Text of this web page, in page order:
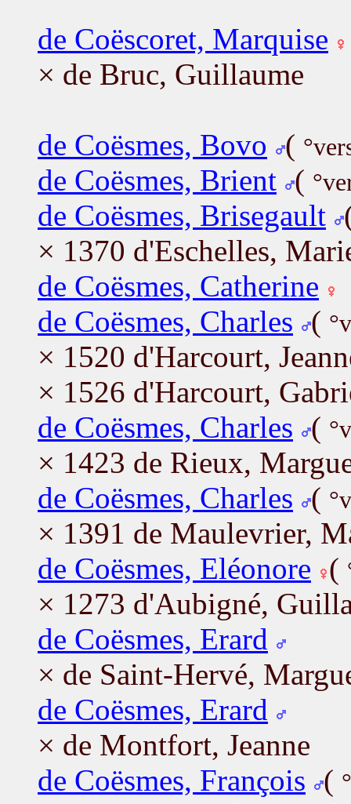
de Coëscoret, Marquise
× de Bruc, Guillaume
de Coësmes, Bovo (
de Coësmes, Brient (
de Coësmes, Brisegault
× 1370 d'Eschelles,
de Coësmes, Catherine
de Coësmes, Charles (
× 1520 d'Harcourt,
× 1526 d'Harcourt,
de Coësmes, Charles (
× 1423 de Rieux,
de Coësmes, Charles (
× 1391 de Maulevrier,
de Coësmes, Eléonore (
× 1273 d'Aubigné,
de Coësmes, Erard
× de Saint-Hervé,
de Coësmes, Erard
× de Montfort, Jeanne
de Coësmes, François (